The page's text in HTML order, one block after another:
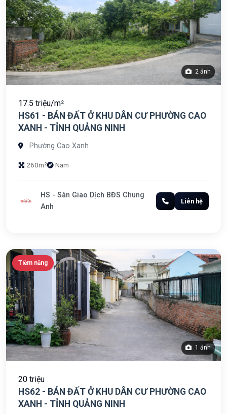
2 ảnh
17.5 triệu/m²
HS61 - BÁN ĐẤT Ở KHU DÂN CƯ PHƯỜNG CAO
XANH - TỈNH QUẢNG NINH
Phường Cao Xanh
260m² Nam
HS - Sàn Giao Dịch BĐS Chung
Anh
Liên hệ
Tiềm năng
1 ảnh
20 triệu
HS62 - BÁN ĐẤT Ở KHU DÂN CƯ PHƯỜNG CAO
XANH - TỈNH QUẢNG NINH